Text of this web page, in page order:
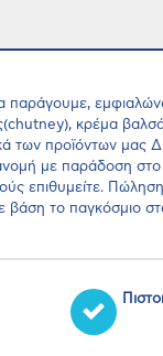
παράγουμε,
κρέμα
των προϊόντων
με παράδοση
επιθυμείτε.
το παγκόσμιο